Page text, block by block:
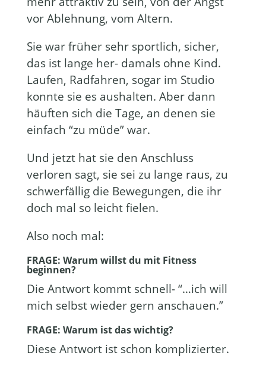
vor Ablehnung, vom Altern.
Sie war früher sehr sportlich, sicher,
das ist lange her- damals ohne Kind.
Laufen, Radfahren, sogar im Studio
konnte sie es aushalten. Aber dann
häuften sich die Tage, an denen sie
einfach “zu müde” war.
Und jetzt hat sie den Anschluss
verloren sagt, sie sei zu lange raus, zu
schwerfällig die Bewegungen, die ihr
doch mal so leicht fielen.
Also noch mal:
FRAGE: Warum willst du mit Fitness
beginnen?
Die Antwort kommt schnell- “…ich will
mich selbst wieder gern anschauen.”
FRAGE: Warum ist das wichtig?
Diese Antwort ist schon komplizierter.